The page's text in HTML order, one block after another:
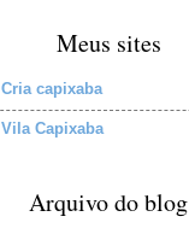
Meus sites
Cria capixaba
Vila Capixaba
Arquivo do blog